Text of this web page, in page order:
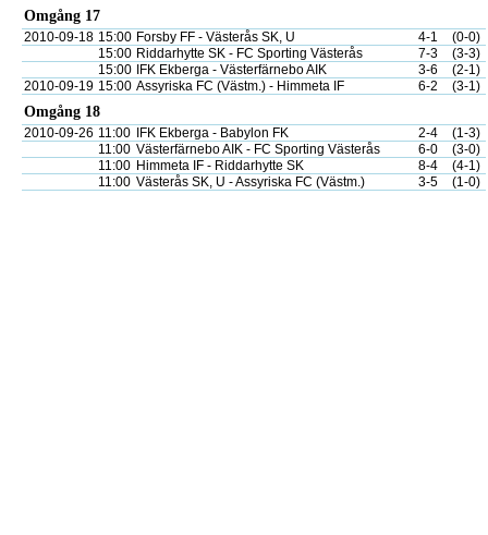
Omgång 17
2010-09-18 15:00 Forsby FF - Västerås SK, U 4-1
(0-0)
15:00 Riddarhytte SK - FC Sporting Västerås 7-3
(3-3)
15:00
IFK Ekberga - Västerfärnebo AIK 3-6
(2-1)
2010-09-19 15:00 Assyriska FC (Västm.) - Himmeta IF 6-2 (3-1)
Omgång 18
2010-09-26 11:00 IFK Ekberga - Babylon FK 2-4
(1-3)
11:00 Västerfärnebo AIK - FC Sporting Västerås 6-0
(3-0)
11:00 Himmeta IF - Riddarhytte SK 8-4
(4-1)
11:00 Västerås SK, U - Assyriska FC (Västm.) 3-5 (1-0)